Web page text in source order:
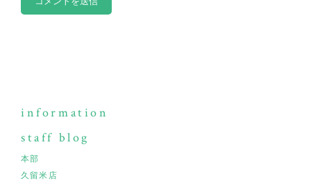
information
staff blog
本部
久留米店